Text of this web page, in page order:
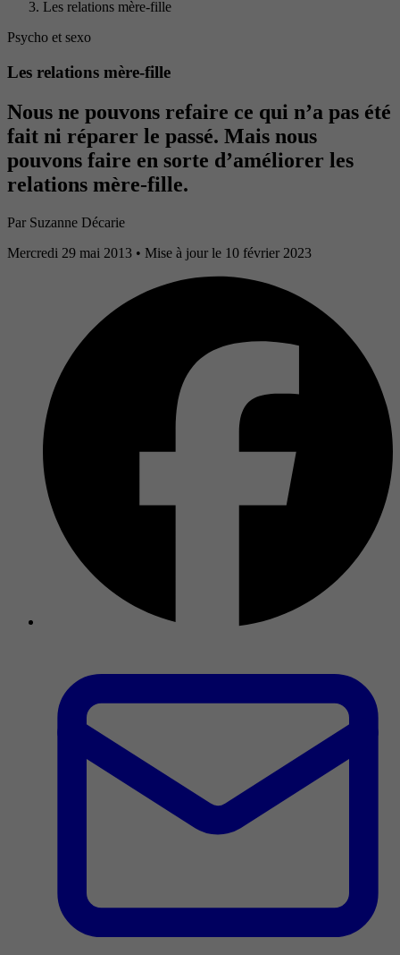
Les relations mère-fille
Psycho et sexo
Les relations mère-fille
Nous ne pouvons refaire ce qui n’a pas été
fait ni réparer le passé. Mais nous
pouvons faire en sorte d’améliorer les
relations mère-fille.
Par Suzanne Décarie
Mercredi 29 mai 2013 • Mise à jour le 10 février 2023